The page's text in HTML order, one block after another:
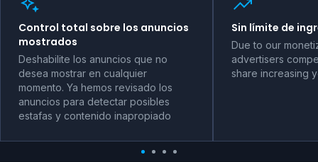
Control total sobre los anuncios
mostrados
Deshabilite los anuncios que no
desea mostrar en cualquier
momento. Ya hemos revisado los
anuncios para detectar posibles
estafas y contenido inapropiado
Sin límite de
Due to our
advertisers
share increasing